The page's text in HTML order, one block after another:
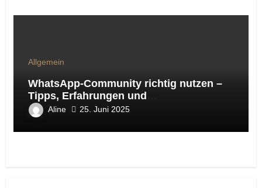
Allgemein
WhatsApp-Community richtig nutzen –
Tipps, Erfahrungen und
Handlungsempfehlungen aus der Online-
Marketing-Praxis
Aline 25. Juni 2025